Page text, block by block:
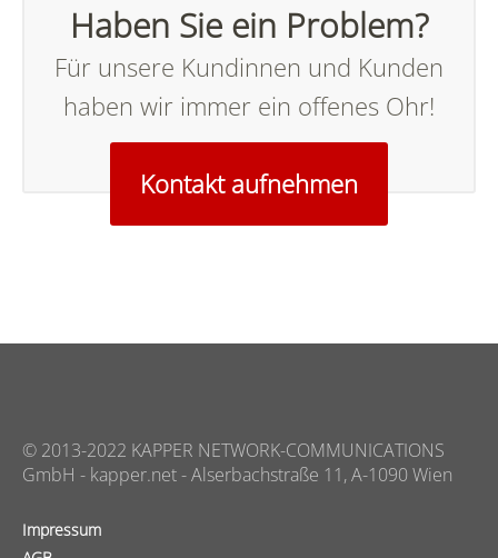
Haben Sie ein Problem?
Für unsere Kundinnen und Kunden
haben wir immer ein offenes Ohr!
Kontakt aufnehmen
© 2013-2022 KAPPER NETWORK-COMMUNICATIONS
GmbH - kapper.net - Alserbachstraße 11, A-1090 Wien
Impressum